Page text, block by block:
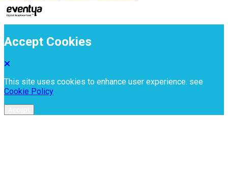
Accept Cookies
This site uses cookies to enhance user experience. see
Cookie Policy